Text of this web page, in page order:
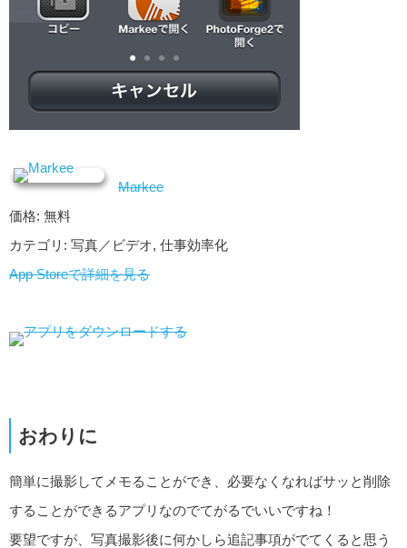
Markee
価格: 無料
カテゴリ: 写真／ビデオ, 仕事効率化
App Storeで詳細を見る
おわりに
簡単に撮影してメモることができ、必要なくなればサッと削除
することができるアプリなのでてがるでいいですね！
要望ですが、写真撮影後に何かしら追記事項がでてくると思う